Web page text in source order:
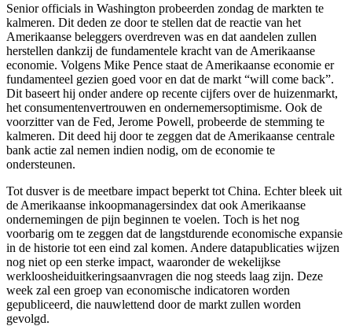
Senior officials in Washington probeerden zondag de markten te
kalmeren. Dit deden ze door te stellen dat de reactie van het
Amerikaanse beleggers overdreven was en dat aandelen zullen
herstellen dankzij de fundamentele kracht van de Amerikaanse
economie. Volgens Mike Pence staat de Amerikaanse economie er
fundamenteel gezien goed voor en dat de markt “will come back”.
Dit baseert hij onder andere op recente cijfers over de huizenmarkt,
het consumentenvertrouwen en ondernemersoptimisme. Ook de
voorzitter van de Fed, Jerome Powell, probeerde de stemming te
kalmeren. Dit deed hij door te zeggen dat de Amerikaanse centrale
bank actie zal nemen indien nodig, om de economie te
ondersteunen.
Tot dusver is de meetbare impact beperkt tot China. Echter bleek uit
de Amerikaanse inkoopmanagersindex dat ook Amerikaanse
ondernemingen de pijn beginnen te voelen. Toch is het nog
voorbarig om te zeggen dat de langstdurende economische expansie
in de historie tot een eind zal komen. Andere datapublicaties wijzen
nog niet op een sterke impact, waaronder de wekelijkse
werkloosheiduitkeringsaanvragen die nog steeds laag zijn. Deze
week zal een groep van economische indicatoren worden
gepubliceerd, die nauwlettend door de markt zullen worden
gevolgd.